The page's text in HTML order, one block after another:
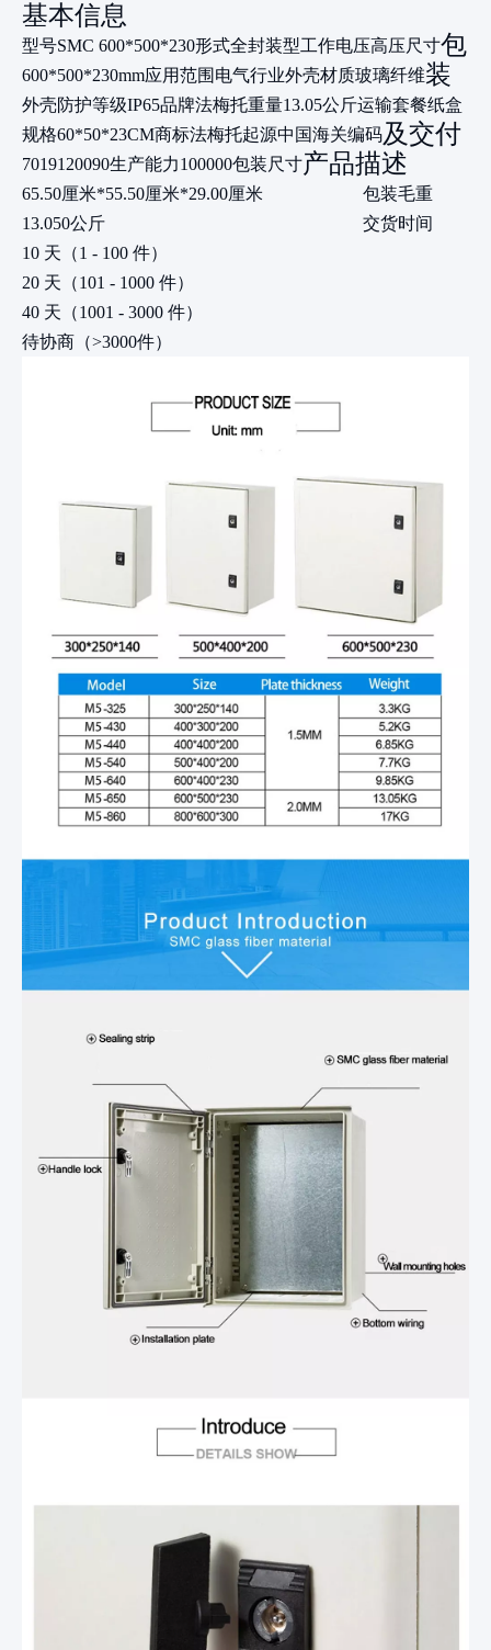
基本信息
型号SMC 600*500*230形式全封装型工作电压高压尺寸
600*500*230mm应用范围 电气行业外壳材质玻璃纤维
外壳防护等级IP65品牌法梅托重量13.05公斤运输套餐纸盒
规格60*50*23CM商标法梅托起源中国海关编码
7019120090生产能力100000
包
装
及交付
包装尺寸
65.50厘米*55.50厘米*29.00厘米
包装毛重
13.050公斤
交货时间
10 天（1 - 100 件）
20 天（101 - 1000 件）
40 天（1001 - 3000 件）
待协商（>3000件）
产品描述